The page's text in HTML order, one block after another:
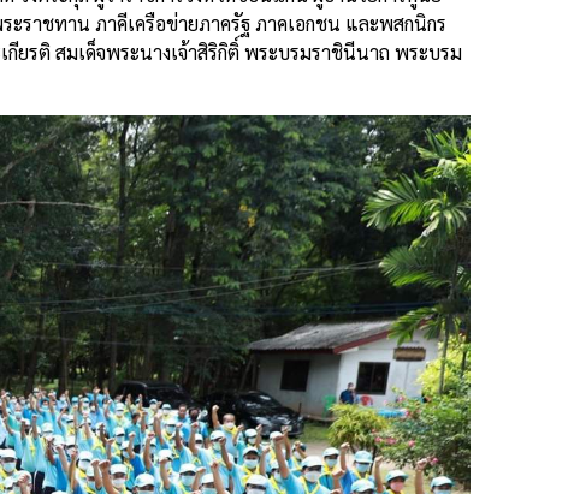
ะราชทาน ภาคีเครือข่ายภาครัฐภาคเอกชน และพสกนิกร
กียรติสมเด็จพระนางเจ้าสิริกิติ์พระบรมราชินีนาถ พระบรม